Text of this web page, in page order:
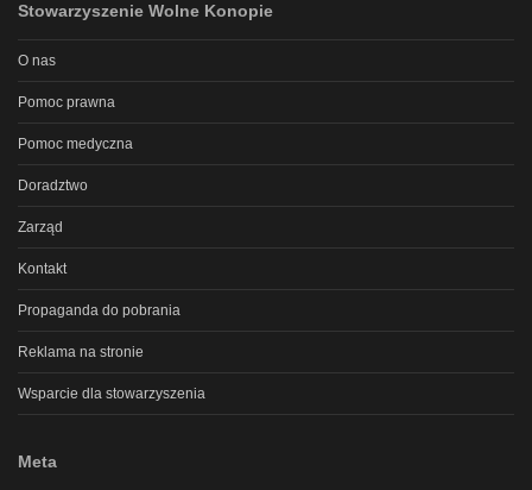
Stowarzyszenie Wolne Konopie
O nas
Pomoc prawna
Pomoc medyczna
Doradztwo
Zarząd
Kontakt
Propaganda do pobrania
Reklama na stronie
Wsparcie dla stowarzyszenia
Meta